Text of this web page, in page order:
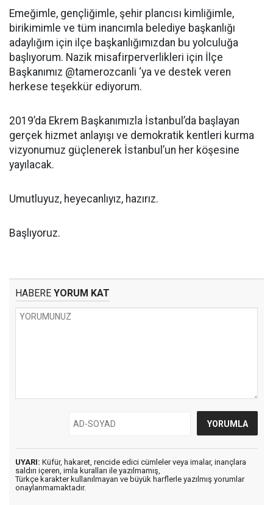
Emeğimle, gençliğimle, şehir plancısı kimliğimle,
birikimimle ve tüm inancımla belediye başkanlığı
adaylığım için ilçe başkanlığımızdan bu yolculuğa
başlıyorum. Nazik misafirperverlikleri için İlçe
Başkanımız @tamerozcanli ‘ya ve destek veren
herkese teşekkür ediyorum.
2019’da Ekrem Başkanımızla İstanbul’da başlayan
gerçek hizmet anlayışı ve demokratik kentleri kurma
vizyonumuz güçlenerek İstanbul’un her köşesine
yayılacak.
Umutluyuz, heyecanlıyız, hazırız.
Başlıyoruz.
HABERE YORUM KAT
UYARI: Küfür, hakaret, rencide edici cümleler veya imalar, inançlara
saldırı içeren, imla kuralları ile yazılmamış,
Türkçe karakter kullanılmayan ve büyük harflerle yazılmış yorumlar
onaylanmamaktadır.